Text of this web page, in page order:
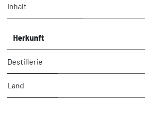
Inhalt
Herkunft
Destillerie
Land